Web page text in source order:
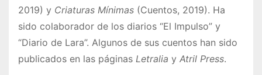
2019) y Criaturas Mínimas (Cuentos, 2019). Ha
sido colaborador de los diarios “El Impulso” y
“Diario de Lara”. Algunos de sus cuentos han sido
publicados en las páginas Letralia y Atril Press.